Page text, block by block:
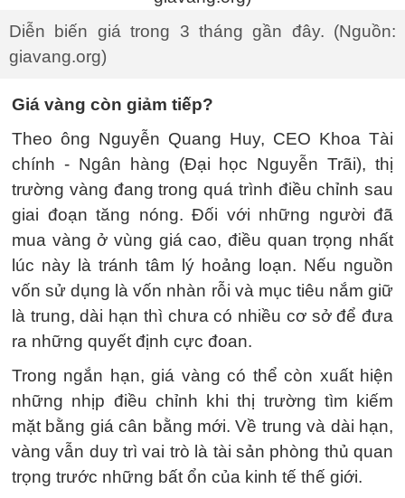
Diễn biến giá trong 3 tháng gần đây. (Nguồn:
giavang.org)
Giá vàng còn giảm tiếp?
Theo ông Nguyễn Quang Huy, CEO Khoa Tài
chính - Ngân hàng (Đại học Nguyễn Trãi), thị
trường vàng đang trong quá trình điều chỉnh sau
giai đoạn tăng nóng. Đối với những người đã
mua vàng ở vùng giá cao, điều quan trọng nhất
lúc này là tránh tâm lý hoảng loạn. Nếu nguồn
vốn sử dụng là vốn nhàn rỗi và mục tiêu nắm giữ
là trung, dài hạn thì chưa có nhiều cơ sở để đưa
ra những quyết định cực đoan.
Trong ngắn hạn, giá vàng có thể còn xuất hiện
những nhịp điều chỉnh khi thị trường tìm kiếm
mặt bằng giá cân bằng mới. Về trung và dài hạn,
vàng vẫn duy trì vai trò là tài sản phòng thủ quan
trọng trước những bất ổn của kinh tế thế giới.